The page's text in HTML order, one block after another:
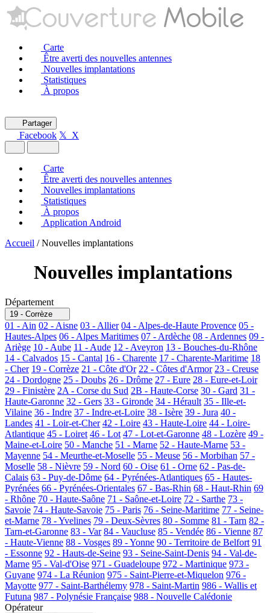
Carte
Être averti des nouvelles antennes
Nouvelles implantations
Statistiques
À propos
Partager
Facebook 𝕏 X
Carte
Être averti des nouvelles antennes
Nouvelles implantations
Statistiques
À propos
Application Android
Accueil / Nouvelles implantations
Nouvelles implantations
Département
19 - Corrèze
01 - Ain 02 - Aisne 03 - Allier 04 - Alpes-de-Haute Provence 05 -
Hautes-Alpes 06 - Alpes Maritimes 07 - Ardèche 08 - Ardennes 09 -
Ariège 10 - Aube 11 - Aude 12 - Aveyron 13 - Bouches-du-Rhône
14 - Calvados 15 - Cantal 16 - Charente 17 - Charente-Maritime 18
- Cher 19 - Corrèze 21 - Côte d'Or 22 - Côtes d'Armor 23 - Creuse
24 - Dordogne 25 - Doubs 26 - Drôme 27 - Eure 28 - Eure-et-Loir
29 - Finistère 2A - Corse du Sud 2B - Haute-Corse 30 - Gard 31 -
Haute-Garonne 32 - Gers 33 - Gironde 34 - Hérault 35 - Ille-et-
Vilaine 36 - Indre 37 - Indre-et-Loire 38 - Isère 39 - Jura 40 -
Landes 41 - Loir-et-Cher 42 - Loire 43 - Haute-Loire 44 - Loire-
Atlantique 45 - Loiret 46 - Lot 47 - Lot-et-Garonne 48 - Lozère 49 -
Maine-et-Loire 50 - Manche 51 - Marne 52 - Haute-Marne 53 -
Mayenne 54 - Meurthe-et-Moselle 55 - Meuse 56 - Morbihan 57 -
Moselle 58 - Nièvre 59 - Nord 60 - Oise 61 - Orne 62 - Pas-de-
Calais 63 - Puy-de-Dôme 64 - Pyrénées-Atlantiques 65 - Hautes-
Pyrénées 66 - Pyrénées-Orientales 67 - Bas-Rhin 68 - Haut-Rhin 69
- Rhône 70 - Haute-Saône 71 - Saône-et-Loire 72 - Sarthe 73 -
Savoie 74 - Haute-Savoie 75 - Paris 76 - Seine-Maritime 77 - Seine-
et-Marne 78 - Yvelines 79 - Deux-Sèvres 80 - Somme 81 - Tarn 82 -
Tarn-et-Garonne 83 - Var 84 - Vaucluse 85 - Vendée 86 - Vienne 87
- Haute-Vienne 88 - Vosges 89 - Yonne 90 - Territoire de Belfort 91
- Essonne 92 - Hauts-de-Seine 93 - Seine-Saint-Denis 94 - Val-de-
Marne 95 - Val-d'Oise 971 - Guadeloupe 972 - Martinique 973 -
Guyane 974 - La Réunion 975 - Saint-Pierre-et-Miquelon 976 -
Mayotte 977 - Saint-Barthélemy 978 - Saint-Martin 986 - Wallis et
Futuna 987 - Polynésie Française 988 - Nouvelle Calédonie
Opérateur